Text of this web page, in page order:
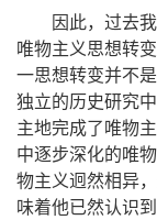
因此， 过去
唯物主义思想转变
一思想转变并不
独立的历史研究
主地完成了唯物
中逐步深化的唯
物主义迥然相异，
味着他已然认识到